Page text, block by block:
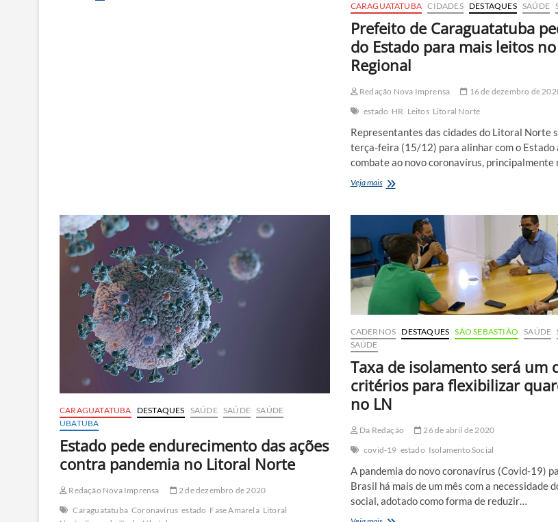
CARAGUATATUBA CIDADES DESTAQUES SAÚDE
Prefeito de Caraguatatuba
do Estado para mais leitos
Regional
Redação Nova Imprensa
16 de dezembro de
estado HR Leitos Litoral Norte
Representantes das cidades do Litoral Norte
terça-feira (15/12) para alinhar com o Estado
combate ao novo coronavírus, principalmente
Veja maisPrefeito
apoio
do
Estado
para
mais
Hospital
Regional
CARAGUATATUBA DESTAQUES SAÚDE SAÚDE SAÚDE
UBATUBA
Estado pede endurecimento das ações
contra pandemia no Litoral Norte
Redação Nova Imprensa
2 de dezembro de 2020
Caraguatatuba Coronavírus estado Fase Amarela Litoral
CADERNOS DESTAQUES SÃO SEBASTIÃO SAÚDE
SAÚDE
Taxa de isolamento será um
critérios para flexibilizar
no LN
Da Redação
26 de abril de 2020
covid-19 estado Isolamento Social
A pandemia do novo coronavírus (Covid-19)
Brasil há mais de um mês com a necessidade
social, adotado como forma de reduzir…